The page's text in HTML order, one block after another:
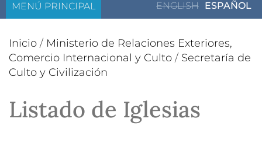
ENGLISH ESPAÑOL
MENÚ PRINCIPAL
Inicio / Ministerio de Relaciones Exteriores,
Comercio Internacional y Culto / Secretaría de
Culto y Civilización
Listado de Iglesias